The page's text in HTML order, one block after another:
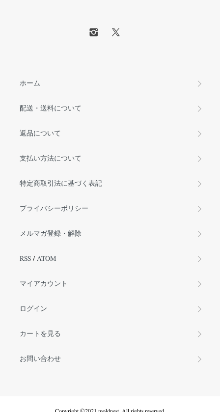
ホーム
配送・送料について
返品について
支払い方法について
特定商取引法に基づく表記
プライバシーポリシー
メルマガ登録・解除
RSS / ATOM
マイアカウント
ログイン
カートを見る
お問い合わせ
Copyright ©2021 moldnest. All rights reserved.